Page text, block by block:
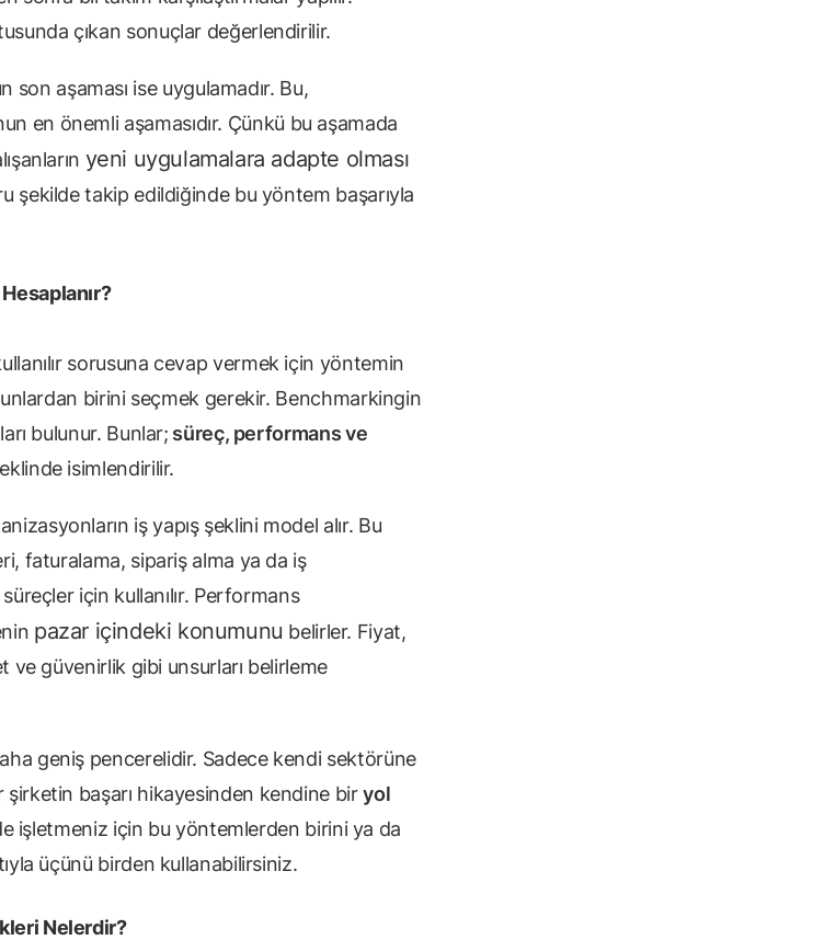
çıkan sonuçlar değerlendirilir.
aşaması ise uygulamadır. Bu,
en önemli aşamasıdır. Çünkü bu aşamada
yeni uygulamalara adapte olması
şekilde takip edildiğinde bu yöntem başarıyla
sorusuna cevap vermek için yöntemin
birini seçmek gerekir. Benchmarkingin
bulunur. Bunlar; süreç, performans ve
isimlendirilir.
iş yapış şeklini model alır. Bu
faturalama, sipariş alma ya da iş
için kullanılır. Performans
pazar içindeki konumunu belirler. Fiyat,
ve güvenirlik gibi unsurları belirleme
geniş pencerelidir. Sadece kendi sektörüne
başarı hikayesinden kendine biryol
işletmeniz için bu yöntemlerden birini ya da
üçünü birden kullanabilirsiniz.
Nelerdir?